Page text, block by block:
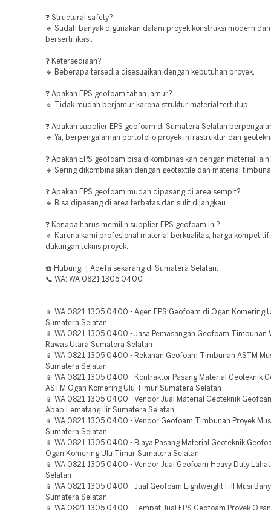
❓ Structural safety?
🔹 Sudah banyak digunakan dalam proyek konstruksi modern dan
bersertifikasi.
❓ Ketersediaan?
🔹 Beberapa tersedia disesuaikan dengan kebutuhan proyek.
❓ Apakah EPS geofoam tahan jamur?
🔹 Tidak mudah berjamur karena struktur material tertutup.
❓ Apakah supplier EPS geofoam di Sumatera Selatan
🔹 Ya, berpengalaman portofolio proyek infrastruktur dan
❓ Apakah EPS geofoam bisa dikombinasikan dengan material
🔹 Sering dikombinasikan dengan geotextile dan material
❓ Apakah EPS geofoam mudah dipasang di area sempit?
🔹 Bisa dipasang di area terbatas dan sulit dijangkau.
❓ Kenapa harus memilih supplier EPS geofoam ini?
🔹 Karena kami profesional material berkualitas, harga
dukungan teknis proyek.
☎️ Hubungi | Adefa sekarang di Sumatera Selatan.
📞 WA: WA 0821 1305 0400
📱 WA 0821 1305 0400 - Agen EPS Geofoam di Ogan Komering
Sumatera Selatan
📱 WA 0821 1305 0400 - Jasa Pemasangan Geofoam Timbunan
Rawas Utara Sumatera Selatan
📱 WA 0821 1305 0400 - Rekanan Geofoam Timbunan ASTM
Sumatera Selatan
📱 WA 0821 1305 0400 - Kontraktor Pasang Material Geoteknik
ASTM Ogan Komering Ulu Timur Sumatera Selatan
📱 WA 0821 1305 0400 - Vendor Jual Material Geoteknik
Abab Lematang Ilir Sumatera Selatan
📱 WA 0821 1305 0400 - Vendor Geofoam Timbunan Proyek
Sumatera Selatan
📱 WA 0821 1305 0400 - Biaya Pasang Material Geoteknik
Ogan Komering Ulu Timur Sumatera Selatan
📱 WA 0821 1305 0400 - Vendor Jual Geofoam Heavy Duty
Selatan
📱 WA 0821 1305 0400 - Jual Geofoam Lightweight Fill Musi
Sumatera Selatan
📱 WA 0821 1305 0400 - Tempat Jual EPS Geofoam Proyek